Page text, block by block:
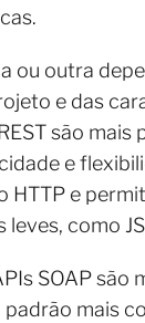
ou outra
e das
são mais
e
HTTP e
como
SOAP são
mais